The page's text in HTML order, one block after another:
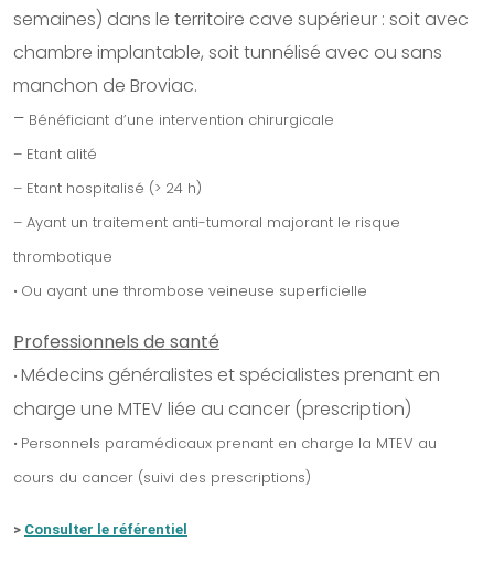
semaines) dans le territoire cave supérieur : soit avec
chambre implantable, soit tunnélisé avec ou sans
manchon de Broviac.
– Bénéficiant d’une intervention chirurgicale
– Etant alité
– Etant hospitalisé (> 24 h)
– Ayant un traitement anti-tumoral majorant le risque
thrombotique
• Ou ayant une thrombose veineuse superficielle
Professionnels de santé
• Médecins généralistes et spécialistes prenant en
charge une MTEV liée au cancer (prescription)
• Personnels paramédicaux prenant en charge la MTEV au
cours du cancer (suivi des prescriptions)
> Consulter le référentiel